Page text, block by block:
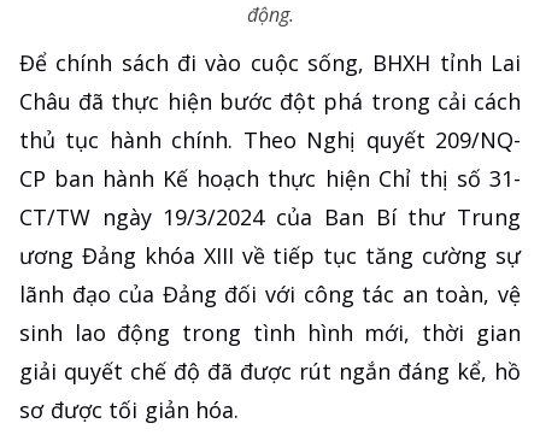
động.
Để chính sách đi vào cuộc sống, BHXH tỉnh Lai
Châu đã thực hiện bước đột phá trong cải cách
thủ tục hành chính. Theo Nghị quyết 209/NQ-
CP ban hành Kế hoạch thực hiện Chỉ thị số 31-
CT/TW ngày 19/3/2024 của Ban Bí thư Trung
ương Đảng khóa XIII về tiếp tục tăng cường sự
lãnh đạo của Đảng đối với công tác an toàn, vệ
sinh lao động trong tình hình mới, thời gian
giải quyết chế độ đã được rút ngắn đáng kể, hồ
sơ được tối giản hóa.